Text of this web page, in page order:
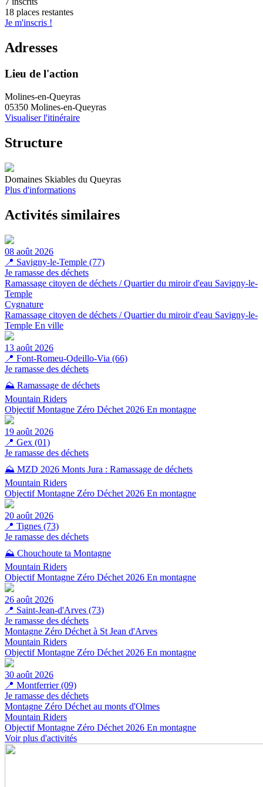
18 places restantes
Je m'inscris !
Adresses
Lieu de l'action
Molines-en-Queyras
05350 Molines-en-Queyras
Visualiser l'itinéraire
Structure
Domaines Skiables du Queyras
Plus d'informations
Activités similaires
08 août 2026
📍 Savigny-le-Temple (77)
Je ramasse des déchets
Ramassage citoyen de déchets / Quartier du miroir d'eau Savigny-le-
Temple
Cygnature
Ramassage citoyen de déchets / Quartier du miroir d'eau Savigny-le-
Temple En ville
13 août 2026
📍 Font-Romeu-Odeillo-Via (66)
Je ramasse des déchets
⛰️ Ramassage de déchets
Mountain Riders
Objectif Montagne Zéro Déchet 2026 En montagne
19 août 2026
📍 Gex (01)
Je ramasse des déchets
⛰️ MZD 2026 Monts Jura : Ramassage de déchets
Mountain Riders
Objectif Montagne Zéro Déchet 2026 En montagne
20 août 2026
📍 Tignes (73)
Je ramasse des déchets
⛰️ Chouchoute ta Montagne
Mountain Riders
Objectif Montagne Zéro Déchet 2026 En montagne
26 août 2026
📍 Saint-Jean-d'Arves (73)
Je ramasse des déchets
Montagne Zéro Déchet à St Jean d'Arves
Mountain Riders
Objectif Montagne Zéro Déchet 2026 En montagne
30 août 2026
📍 Montferrier (09)
Je ramasse des déchets
Montagne Zéro Déchet au monts d'Olmes
Mountain Riders
Objectif Montagne Zéro Déchet 2026 En montagne
Voir plus d'activités